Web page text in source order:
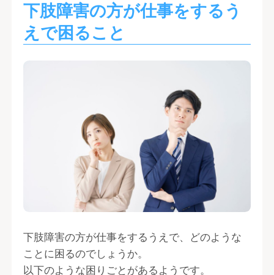
下肢障害の方が仕事をするう
えで困ること
下肢障害の方が仕事をするうえで、どのような
ことに困るのでしょうか。
以下のような困りごとがあるようです。